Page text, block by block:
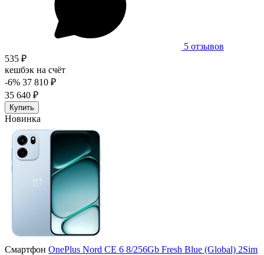
5 отзывов
535 ₽
кешбэк на счёт
-6% 37 810 ₽
35 640 ₽
Купить
Новинка
Смартфон OnePlus Nord CE 6 8/256Gb Fresh Blue (Global) 2Sim